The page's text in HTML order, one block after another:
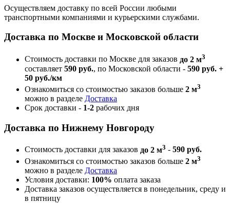
Осуществляем доставку по всей России любыми
транспортными компаниями и курьерскими службами.
Доставка по Москве и Московской области
Стоимость доставки по Москве для заказов до 2 м3
составляет 590 руб., по Московской области - 590 руб. +
50 руб./км
Ознакомиться со стоимостью заказов больше 2 м3
можно в разделе Доставка
Срок доставки - 1-2 рабочих дня
Доставка по Нижнему Новгороду
Стоимость доставки для заказов до 2 м3 - 590 руб.
Ознакомиться со стоимостью заказов больше 2 м3
можно в разделе Доставка
Условия доставки: 100% оплата заказа
Доставка заказов осуществляется в понедельник, среду и
в пятницу